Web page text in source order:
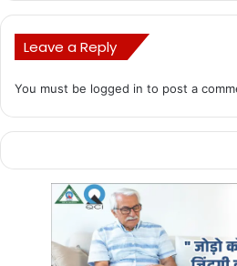
Leave a Reply
You must be logged in to post a